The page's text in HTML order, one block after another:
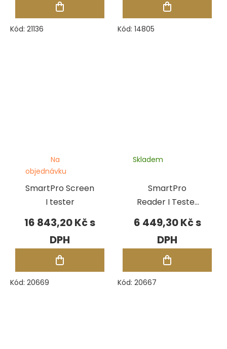
Kód: 21136
PDMT/PMT II
Kód: 14805
SmartPro Screen
I tester
Na
objednávku
16 843,20 Kč
Kód: 20669
SmartPro
Reader I Tester
na diamanty a
moissanity
Skladem
6 449,30 Kč
Kód: 20667